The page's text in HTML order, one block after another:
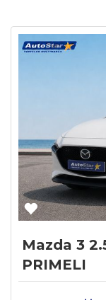
Mazda 3
PRIMELI